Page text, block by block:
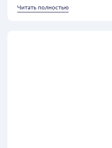
Читать полностью